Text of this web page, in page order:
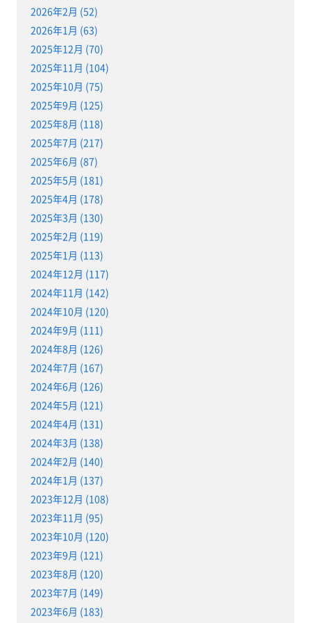
2026年2月 (52)
2026年1月 (63)
2025年12月 (70)
2025年11月 (104)
2025年10月 (75)
2025年9月 (125)
2025年8月 (118)
2025年7月 (217)
2025年6月 (87)
2025年5月 (181)
2025年4月 (178)
2025年3月 (130)
2025年2月 (119)
2025年1月 (113)
2024年12月 (117)
2024年11月 (142)
2024年10月 (120)
2024年9月 (111)
2024年8月 (126)
2024年7月 (167)
2024年6月 (126)
2024年5月 (121)
2024年4月 (131)
2024年3月 (138)
2024年2月 (140)
2024年1月 (137)
2023年12月 (108)
2023年11月 (95)
2023年10月 (120)
2023年9月 (121)
2023年8月 (120)
2023年7月 (149)
2023年6月 (183)